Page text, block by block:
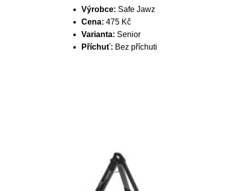
Výrobce: Safe Jawz
Cena: 475 Kč
Varianta: Senior
Příchuť: Bez příchuti